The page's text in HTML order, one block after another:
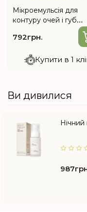
Мікроемульсія для
контуру очей і губ
Рослинні пептиди
від Choice
792грн.
Купити в 1
Ви дивилися